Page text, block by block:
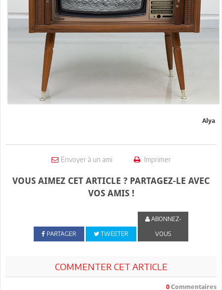
Alya
Envoyer à un ami Imprimer
VOUS AIMEZ CET ARTICLE ? PARTAGEZ-LE AVEC
VOS AMIS !
PARTAGER TWEETER
ABONNEZ-
VOUS
COMMENTER CET ARTICLE
0 Commentaires